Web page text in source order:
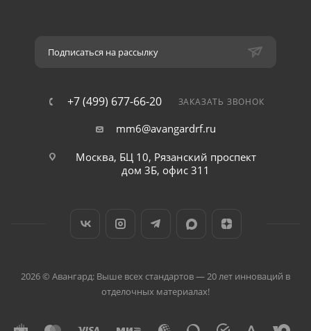
Подписаться на рассылку
+7 (499) 677-66-20 ЗАКАЗАТЬ ЗВОНОК
mm6@avangardrf.ru
Москва, БЦ 10, Рязанский проспект
дом 3Б, офис 311
2026 © Авангард: Выше всех стандартов — 20 лет инноваций в
отделочных материалах!